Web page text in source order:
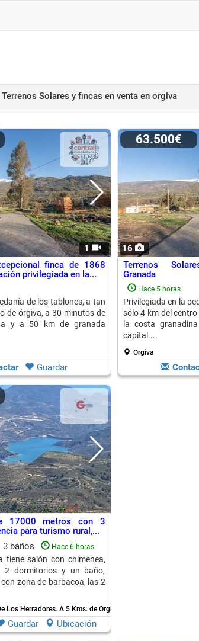
Terrenos Solares y fincas en venta en orgiva
1
finca de 1868
privilegiada en la...
de los tablones, a tan
de órgiva, a 30 minutos de
y a 50 km de granada
Guardar
16
63.500€
Terrenos
Granada
Hace 5 horas
Privilegiada en la
sólo 4 km del
la costa
capital....
Orgiva
17000 metros con 3
para turismo rural,...
3 baños Hace 6 horas
tiene salón con chimenea,
2 dormitorios y un baño,
zona de barbacoa, las 2
Los Herradores. A 5 Kms. de Orgiva
Guardar Ubicación